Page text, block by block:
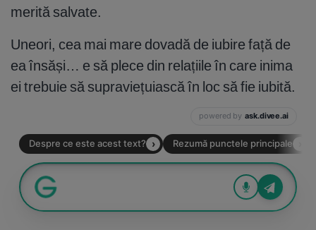
merită salvate.
Uneori, cea mai mare dovadă de iubire față de
ea însăși… e să plece din relațiile în care inima
ei trebuie să supraviețuiască în loc să fie iubită.